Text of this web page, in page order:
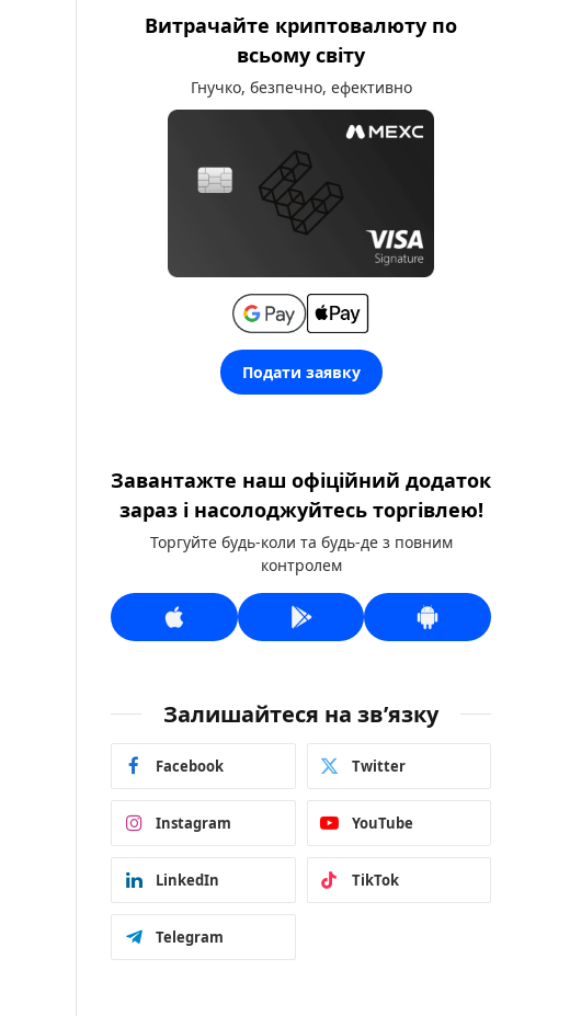
Витрачайте криптовалюту по
всьому світу
Гнучко, безпечно, ефективно
Подати заявку
Завантажте наш офіційний додаток
зараз і насолоджуйтесь торгівлею!
Торгуйте будь-коли та будь-де з повним
контролем
Залишайтеся на зв’язку
Facebook Twitter
Instagram YouTube
LinkedIn TikTok
Telegram